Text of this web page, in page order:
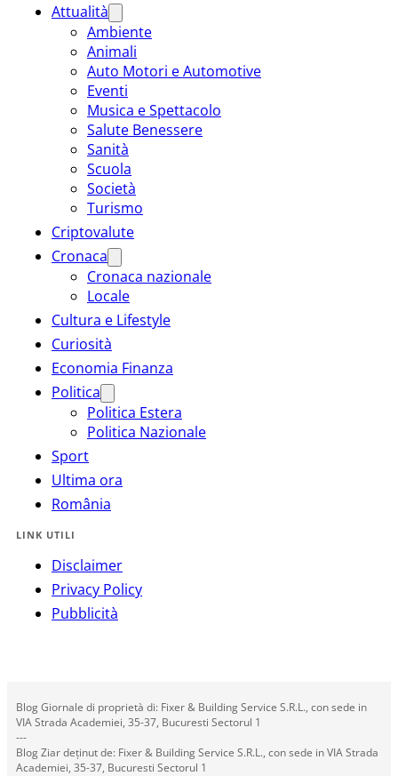
Attualità
Ambiente
Animali
Auto Motori e Automotive
Eventi
Musica e Spettacolo
Salute Benessere
Sanità
Scuola
Società
Turismo
Criptovalute
Cronaca
Cronaca nazionale
Locale
Cultura e Lifestyle
Curiosità
Economia Finanza
Politica
Politica Estera
Politica Nazionale
Sport
Ultima ora
România
LINK UTILI
Disclaimer
Privacy Policy
Pubblicità
Blog Giornale di proprietà di: Fixer & Building Service S.R.L., con sede in
VIA Strada Academiei, 35-37, Bucuresti Sectorul 1
---
Blog Ziar deținut de: Fixer & Building Service S.R.L., con sede in VIA Strada
Academiei, 35-37, Bucuresti Sectorul 1